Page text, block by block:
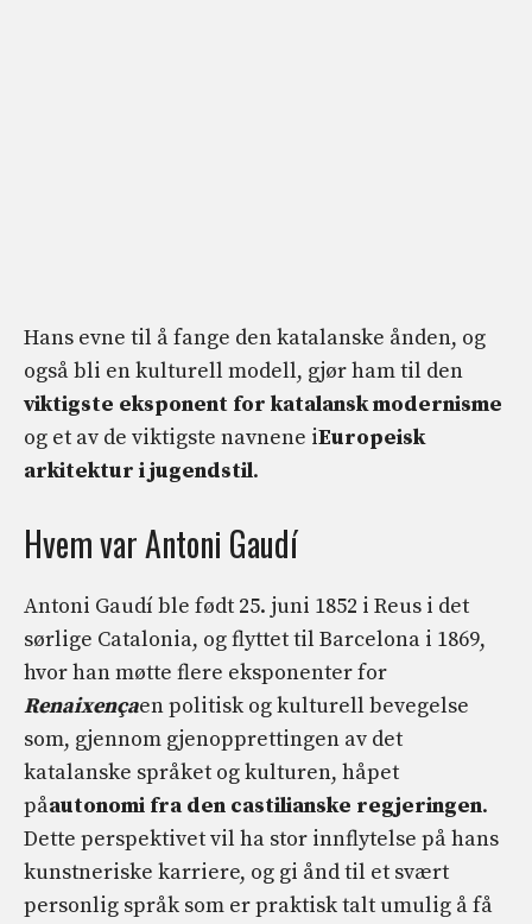
Hans evne til å fange den katalanske ånden, og
også bli en kulturell modell, gjør ham til den
viktigste eksponent for katalansk modernisme
og et av de viktigste navnene iEuropeisk
arkitektur i jugendstil.
Hvem var Antoni Gaudí
Antoni Gaudí ble født 25. juni 1852 i Reus i det
sørlige Catalonia, og flyttet til Barcelona i 1869,
hvor han møtte flere eksponenter for
Renaixençaen politisk og kulturell bevegelse
som, gjennom gjenopprettingen av det
katalanske språket og kulturen, håpet
påautonomi fra den castilianske regjeringen.
Dette perspektivet vil ha stor innflytelse på hans
kunstneriske karriere, og gi ånd til et svært
personlig språk som er praktisk talt umulig å få